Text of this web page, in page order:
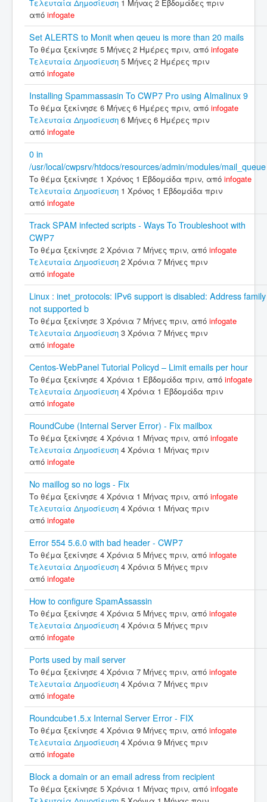
Τελευταία Δημοσίευση 1 Μήνας 2 Εβδομάδες πριν
από infogate
Set ALERTS to Monit when qeueu is more than 20 mails
Το θέμα ξεκίνησε 5 Μήνες 2 Ημέρες πριν, από infogate
Τελευταία Δημοσίευση 5 Μήνες 2 Ημέρες πριν
από infogate
Installing Spammassasin To CWP7 Pro using Almalinux 9
Το θέμα ξεκίνησε 6 Μήνες 6 Ημέρες πριν, από infogate
Τελευταία Δημοσίευση 6 Μήνες 6 Ημέρες πριν
από infogate
0 in
/usr/local/cwpsrv/htdocs/resources/admin/modules/mail_queue
Το θέμα ξεκίνησε 1 Χρόνος 1 Εβδομάδα πριν, από infogate
Τελευταία Δημοσίευση 1 Χρόνος 1 Εβδομάδα πριν
από infogate
Track SPAM infected scripts - Ways To Troubleshoot with
CWP7
Το θέμα ξεκίνησε 2 Χρόνια 7 Μήνες πριν, από infogate
Τελευταία Δημοσίευση 2 Χρόνια 7 Μήνες πριν
από infogate
Linux : inet_protocols: IPv6 support is disabled: Address family
not supported b
Το θέμα ξεκίνησε 3 Χρόνια 7 Μήνες πριν, από infogate
Τελευταία Δημοσίευση 3 Χρόνια 7 Μήνες πριν
από infogate
Centos-WebPanel Tutorial Policyd – Limit emails per hour
Το θέμα ξεκίνησε 4 Χρόνια 1 Εβδομάδα πριν, από infogate
Τελευταία Δημοσίευση 4 Χρόνια 1 Εβδομάδα πριν
από infogate
RoundCube (Internal Server Error) - Fix mailbox
Το θέμα ξεκίνησε 4 Χρόνια 1 Μήνας πριν, από infogate
Τελευταία Δημοσίευση 4 Χρόνια 1 Μήνας πριν
από infogate
No maillog so no logs - Fix
Το θέμα ξεκίνησε 4 Χρόνια 1 Μήνας πριν, από infogate
Τελευταία Δημοσίευση 4 Χρόνια 1 Μήνας πριν
από infogate
Error 554 5.6.0 with bad header - CWP7
Το θέμα ξεκίνησε 4 Χρόνια 5 Μήνες πριν, από infogate
Τελευταία Δημοσίευση 4 Χρόνια 5 Μήνες πριν
από infogate
How to configure SpamAssassin
Το θέμα ξεκίνησε 4 Χρόνια 5 Μήνες πριν, από infogate
Τελευταία Δημοσίευση 4 Χρόνια 5 Μήνες πριν
από infogate
Ports used by mail server
Το θέμα ξεκίνησε 4 Χρόνια 7 Μήνες πριν, από infogate
Τελευταία Δημοσίευση 4 Χρόνια 7 Μήνες πριν
από infogate
Roundcube1.5.x Internal Server Error - FIX
Το θέμα ξεκίνησε 4 Χρόνια 9 Μήνες πριν, από infogate
Τελευταία Δημοσίευση 4 Χρόνια 9 Μήνες πριν
από infogate
Block a domain or an email adress from recipient
Το θέμα ξεκίνησε 5 Χρόνια 1 Μήνας πριν, από infogate